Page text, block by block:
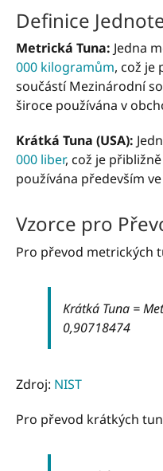
Definice
Metrická Tuna: Jedna
000 kilogramům, což je
součástí Mezinárodní
široce používána v
Krátká Tuna (USA):
000 liber, což je
používána především
Vzorce pro
Pro převod metrických
Krátká Tuna =
0,90718474
Zdroj: NIST
Pro převod krátkých